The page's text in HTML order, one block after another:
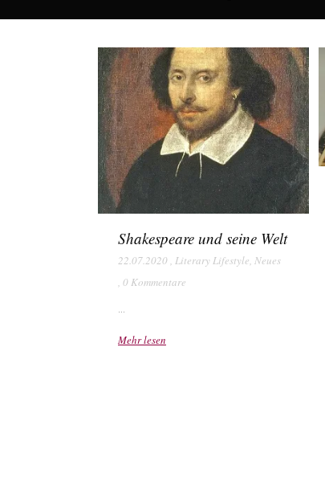
Shakespeare und seine Welt
22.07.2020 , Literary Lifestyle, Neues
, 0 Kommentare
Mehr lesen